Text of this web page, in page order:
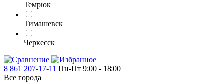
Темрюк
Тимашевск
Черкесск
8 861 207-17-11 Пн-Пт 9:00 - 18:00
Все города